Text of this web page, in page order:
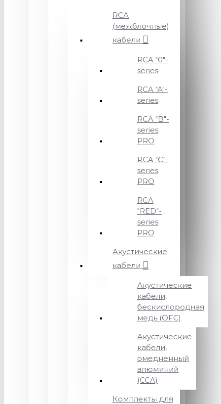
RCA
(межблочные)
кабели
RCA "0"-
series
RCA "A"-
series
RCA "B"-
series
PRO
RCA "C"-
series
PRO
RCA
"RED"-
series
PRO
Акустические
кабели
Акустические
кабели,
бескислородная
медь (OFC)
Акустические
кабели,
омедненный
алюминий
(CCA)
Комплекты для